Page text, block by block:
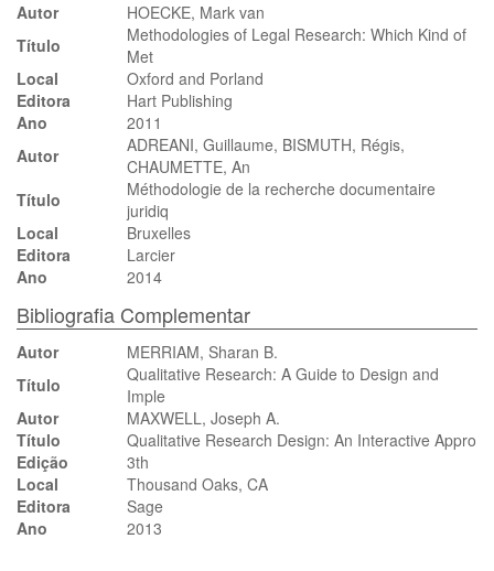
Autor
HOECKE, Mark van
Título
Methodologies of Legal Research: Which Kind of
Met
Local
Oxford and Porland
Editora
Hart Publishing
Ano
2011
Autor
ADREANI, Guillaume, BISMUTH, Régis,
CHAUMETTE, An
Título
Méthodologie de la recherche documentaire
juridiq
Local
Bruxelles
Editora
Larcier
Ano
2014
Bibliografia Complementar
Autor
MERRIAM, Sharan B.
Título
Qualitative Research: A Guide to Design and
Imple
Autor
MAXWELL, Joseph A.
Título
Qualitative Research Design: An Interactive Appro
Edição
3th
Local
Thousand Oaks, CA
Editora
Sage
Ano
2013